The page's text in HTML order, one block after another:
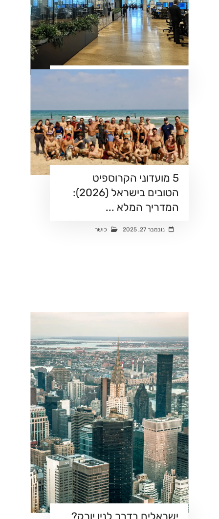
בורסה תל אביב בזמן אמת
5 מועדוני הקרוספיט
הטובים בישראל (2026):
המדריך המלא ...
נובמבר 27, 2025 כושר
ישראלים בדרך לניו יורק?